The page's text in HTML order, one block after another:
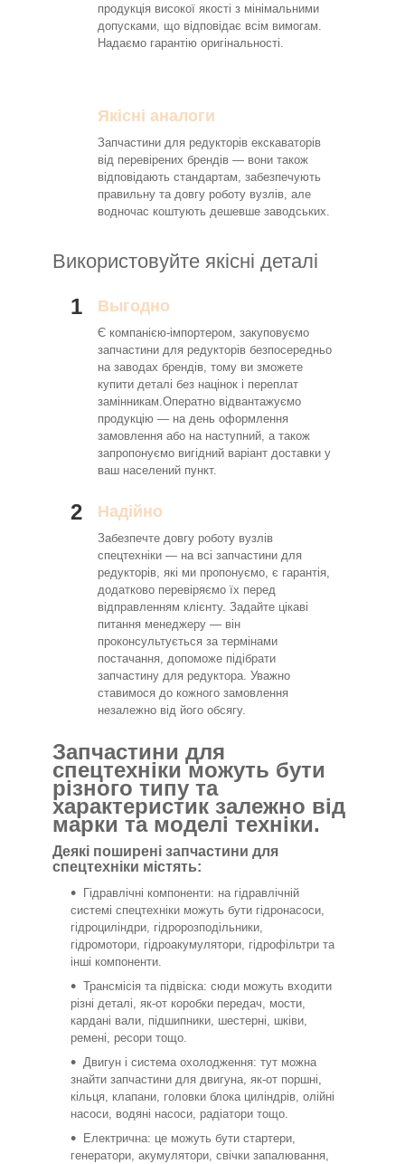
продукція високої якості з мінімальними
допусками, що відповідає всім вимогам.
Надаємо гарантію оригінальності.
Якісні аналоги
Запчастини для редукторів екскаваторів
від перевірених брендів — вони також
відповідають стандартам, забезпечують
правильну та довгу роботу вузлів, але
водночас коштують дешевше заводських.
Використовуйте якісні деталі
1 Выгодно
Є компанією-імпортером, закуповуємо
запчастини для редукторів безпосередньо
на заводах брендів, тому ви зможете
купити деталі без націнок і переплат
замінникам.Оператно відвантажуємо
продукцію — на день оформлення
замовлення або на наступний, а також
запропонуємо вигідний варіант доставки у
ваш населений пункт.
2 Надійно
Забезпечте довгу роботу вузлів
спецтехніки — на всі запчастини для
редукторів, які ми пропонуємо, є гарантія,
додатково перевіряємо їх перед
відправленням клієнту. Задайте цікаві
питання менеджеру — він
проконсультується за термінами
постачання, допоможе підібрати
запчастину для редуктора. Уважно
ставимося до кожного замовлення
незалежно від його обсягу.
Запчастини для
спецтехніки можуть бути
різного типу та
характеристик залежно від
марки та моделі техніки.
Деякі поширені запчастини для
спецтехніки містять:
Гідравлічні компоненти: на гідравлічній
системі спецтехніки можуть бути гідронасоси,
гідроциліндри, гідророзподільники,
гідромотори, гідроакумулятори, гідрофільтри та
інші компоненти.
Трансмісія та підвіска: сюди можуть входити
різні деталі, як-от коробки передач, мости,
кардані вали, підшипники, шестерні, шківи,
ремені, ресори тощо.
Двигун і система охолодження: тут можна
знайти запчастини для двигуна, як-от поршні,
кільця, клапани, головки блока циліндрів, олійні
насоси, водяні насоси, радіатори тощо.
Електрична: це можуть бути стартери,
генератори, акумулятори, свічки запалювання,